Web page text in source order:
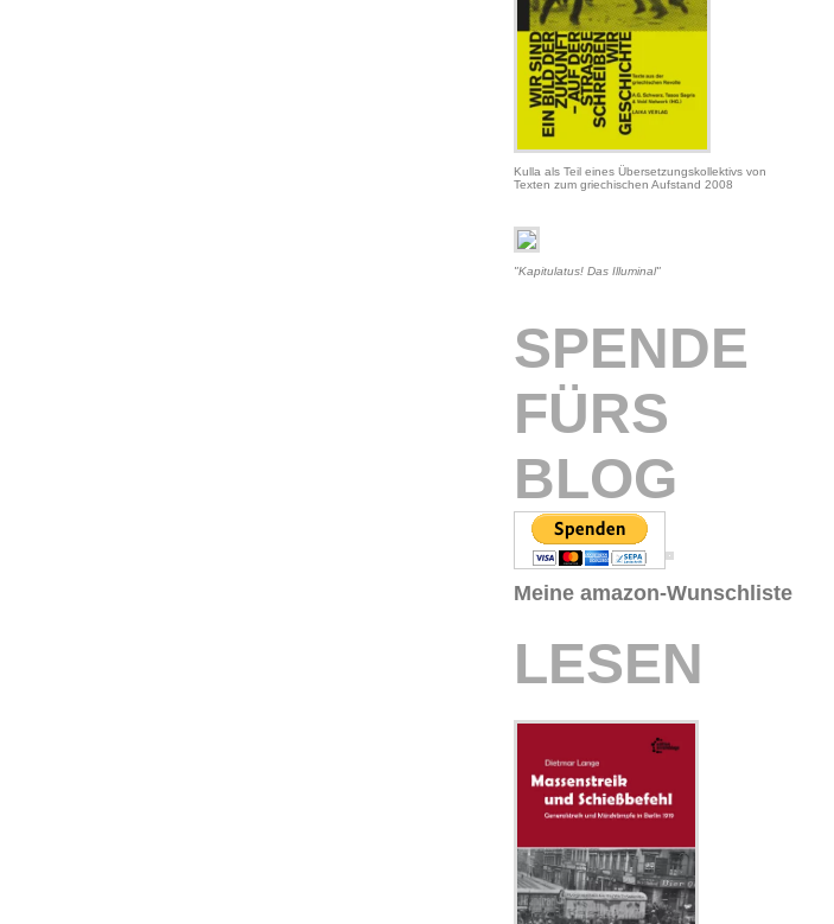
Kulla als Teil eines Übersetzungskollektivs von
Texten zum griechischen Aufstand 2008
"Kapitulatus! Das Illuminal"
SPENDE
FÜRS
BLOG
Meine amazon-Wunschliste
LESEN